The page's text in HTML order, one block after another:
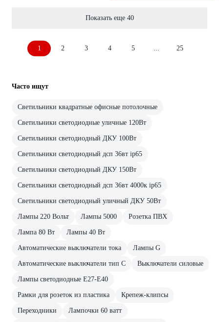
Показать еще 40
1 2 3 4 5 25
Часто ищут
Светильники квадратные офисные потолочные
Светильники светодиодные уличные 120Вт
Светильники светодиодный ДКУ 100Вт
Светильники светодиодный дсп 36вт ip65
Светильники светодиодный ДКУ 150Вт
Светильники светодиодный дсп 36вт 4000к ip65
Светильники светодиодный уличный ДКУ 50Вт
Лампы 220 Вольт Лампы 5000 Розетка ПВХ
Лампа 80 Вт Лампы 40 Вт
Автоматические выключатели тока Лампы G
Автоматические выключатели тип C Выключатели силовые
Лампы светодиодные E27-E40
Рамки для розеток из пластика Крепеж-клипсы
Переходники Лампочки 60 ватт